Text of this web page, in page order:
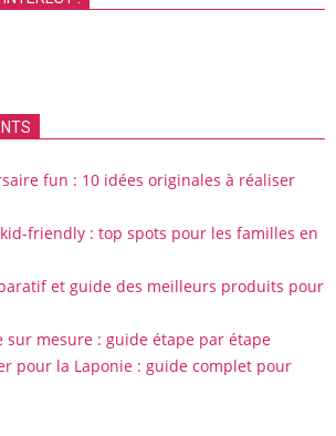
fun : 10 idées originales à réaliser
friendly : top spots pour les familles en
et guide des meilleurs produits pour
sur mesure : guide étape par étape
pour la Laponie : guide complet pour